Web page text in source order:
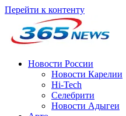
Перейти к контенту
Новости России
Новости Карелии
Hi-Tech
Селебрити
Новости Адыгеи